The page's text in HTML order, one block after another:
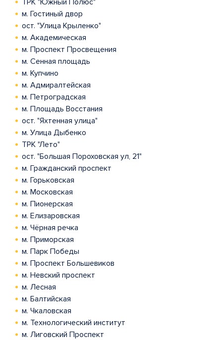
ТРК "Южный Полюс"
м. Гостиный двор
ост. "Улица Крыленко"
м. Академическая
м. Проспект Просвещения
м. Сенная площадь
м. Купчино
м. Адмиралтейская
м. Петроградская
м. Площадь Восстания
ост. "Яхтенная улица"
м. Улица Дыбенко
ТРК "Лето"
ост. "Большая Пороховская ул, 21"
м. Гражданский проспект
м. Горьковская
м. Московская
м. Пионерская
м. Елизаровская
м. Чёрная речка
м. Приморская
м. Парк Победы
м. Проспект Большевиков
м. Невский проспект
м. Лесная
м. Балтийская
м. Чкаловская
м. Технологический институт
м. Лиговский Проспект